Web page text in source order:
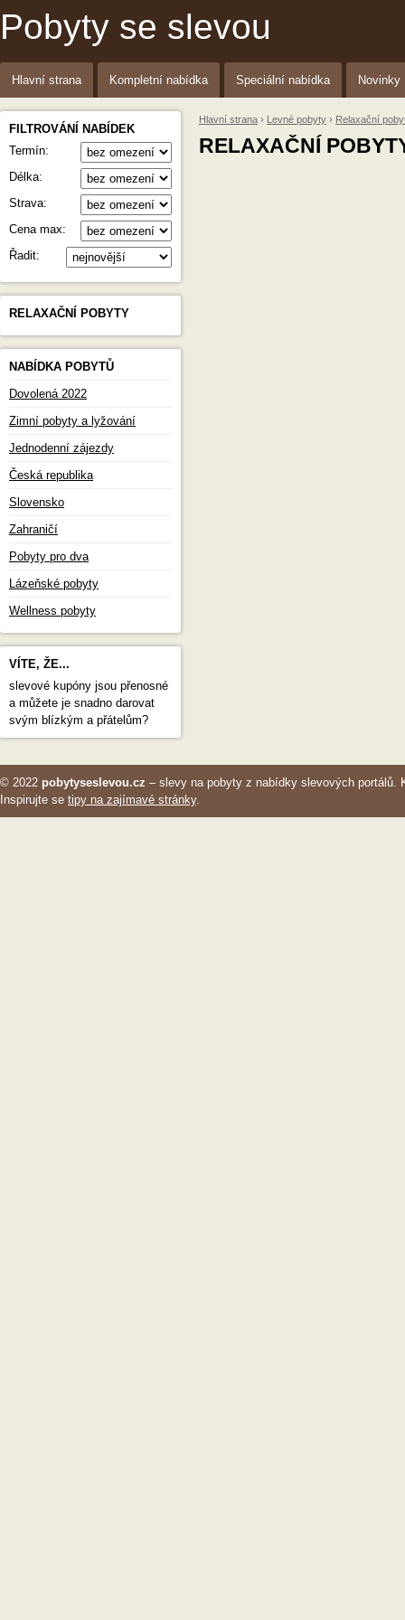
Pobyty se slevou
Hlavní strana Kompletní nabídka Speciální nabídka Novinky
Hlavní strana › Levné pobyty › Relaxační
RELAXAČNÍ
FILTROVÁNÍ NABÍDEK
Termín:
Délka:
Strava:
Cena max:
Řadit:
RELAXAČNÍ POBYTY
NABÍDKA POBYTŮ
Dovolená 2022
Zimní pobyty a lyžování
Jednodenní zájezdy
Česká republika
Slovensko
Zahraničí
Pobyty pro dva
Lázeňské pobyty
Wellness pobyty
VÍTE, ŽE...
slevové kupóny jsou přenosné
a můžete je snadno darovat
svým blízkým a přátelům?
© 2022 pobytyseslevou.cz – slevy na pobyty z nabídky slevových portálů.
Inspirujte se tipy na zajímavé stránky.